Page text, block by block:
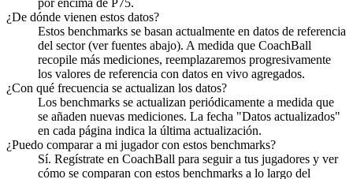
¿De dónde vienen estos datos?
Estos benchmarks se basan actualmente en datos de referencia
del sector (ver fuentes abajo). A medida que CoachBall
recopile más mediciones, reemplazaremos progresivamente
los valores de referencia con datos en vivo agregados.
¿Con qué frecuencia se actualizan los datos?
Los benchmarks se actualizan periódicamente a medida que
se añaden nuevas mediciones. La fecha "Datos actualizados"
en cada página indica la última actualización.
¿Puedo comparar a mi jugador con estos benchmarks?
Sí. Regístrate en CoachBall para seguir a tus jugadores y ver
cómo se comparan con estos benchmarks a lo largo del